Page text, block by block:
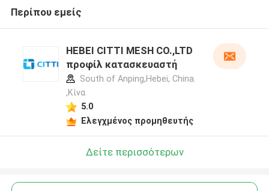
Περίπου εμείς
HEBEI CITTI MESH CO.,LTD
προφίλ κατασκευαστή
South of Anping,Hebei, China.
,Κίνα
5.0
Ελεγχμένος προμηθευτής
Δείτε περισσότερων